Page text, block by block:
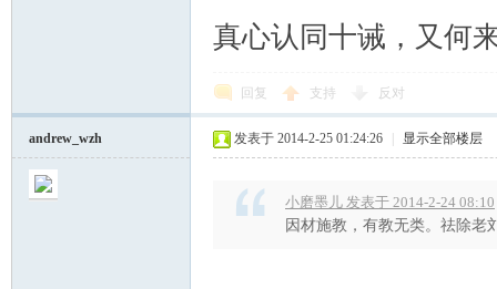
真心认同十诫，又何
回复 支持 反对
andrew_wzh 发表于 2014-2-25 01:24:26 显示全部楼层
小磨墨儿 发表于 2014-2-24 08:10
因材施教，有教无类。祛除老